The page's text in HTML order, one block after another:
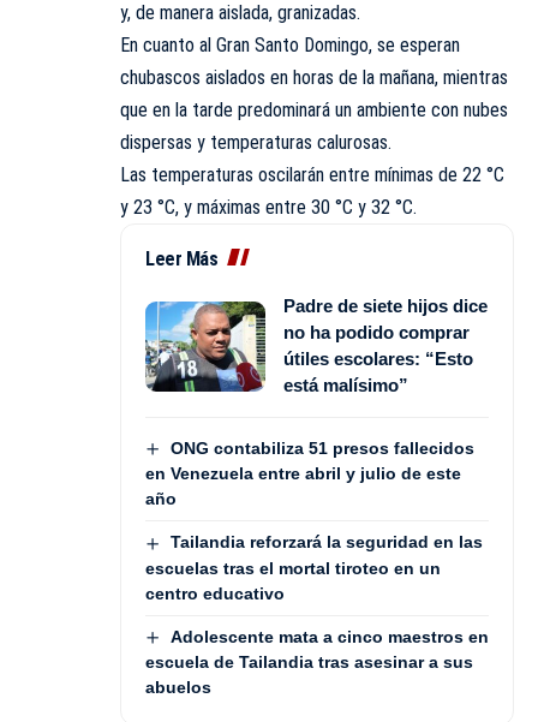
y, de manera aislada, granizadas.
En cuanto al Gran Santo Domingo, se esperan
chubascos aislados en horas de la mañana, mientras
que en la tarde predominará un ambiente con nubes
dispersas y temperaturas calurosas.
Las temperaturas oscilarán entre mínimas de 22 °C
y 23 °C, y máximas entre 30 °C y 32 °C.
Leer Más
Padre de siete hijos dice
no ha podido comprar
útiles escolares: “Esto
está malísimo”
ONG contabiliza 51 presos fallecidos
en Venezuela entre abril y julio de este
año
Tailandia reforzará la seguridad en las
escuelas tras el mortal tiroteo en un
centro educativo
Adolescente mata a cinco maestros en
escuela de Tailandia tras asesinar a sus
abuelos